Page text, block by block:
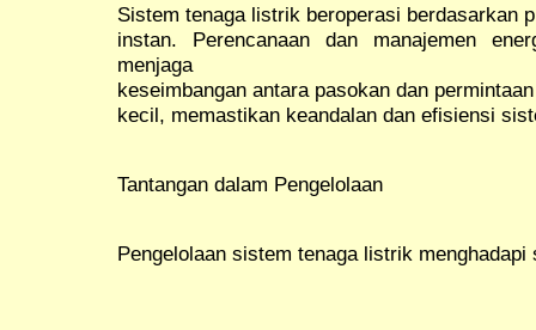
Sistem tenaga listrik beroperasi berdasarkan
instan. Perencanaan dan manajemen
menjaga
keseimbangan antara pasokan dan
kecil, memastikan keandalan dan efisiensi
Tantangan dalam Pengelolaan
Pengelolaan sistem tenaga listrik